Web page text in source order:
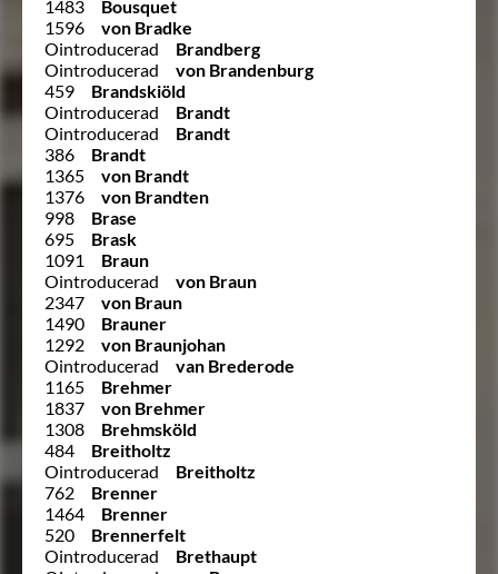
1483
Bousquet
1596
von Bradke
Ointroducerad
Brandberg
Ointroducerad
von Brandenburg
459
Brandskiöld
Ointroducerad
Brandt
Ointroducerad
Brandt
386
Brandt
1365
von Brandt
1376
von Brandten
998
Brase
695
Brask
1091
Braun
Ointroducerad
von Braun
2347
von Braun
1490
Brauner
1292
von Braunjohan
Ointroducerad
van Brederode
1165
Brehmer
1837
von Brehmer
1308
Brehmsköld
484
Breitholtz
Ointroducerad
Breitholtz
762
Brenner
1464
Brenner
520
Brennerfelt
Ointroducerad
Brethaupt